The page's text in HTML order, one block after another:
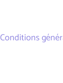
Conditions